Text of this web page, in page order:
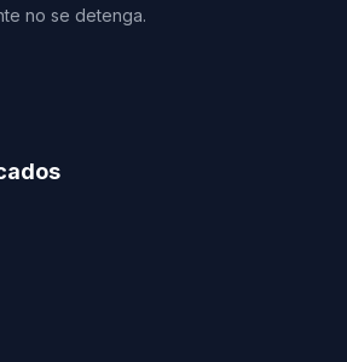
no se detenga.